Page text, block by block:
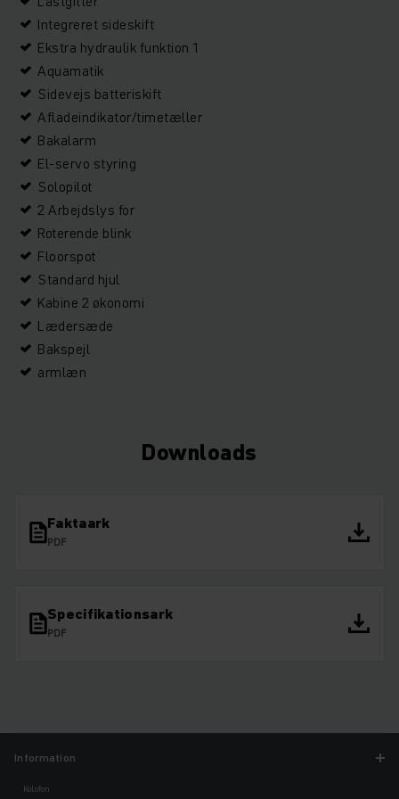
Integreret sideskift
Ekstra hydraulik funktion 1
Aquamatik
Sidevejs batteriskift
Afladeindikator/timetæller
Bakalarm
El-servo styring
Solopilot
2 Arbejdslys for
Roterende blink
Floorspot
Standard hjul
Kabine 2 økonomi
Lædersæde
Bakspejl
armlæn
Downloads
Faktaark
PDF
Specifikationsark
PDF
Information
Kolofon